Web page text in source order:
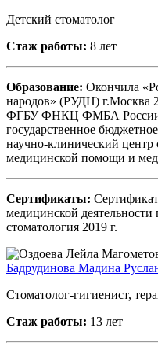
Детский стоматолог
Стаж работы: 8 лет
Образование: Окончила
народов» (РУДН) г.Москва
ФГБУ ФНКЦ ФМБА России
государственное
научно-клинический
медицинской помощи и
Сертификаты:
медицинской деятельности
стоматология 2019 г.
Бадрудинова Мадина
Стоматолог-гигиенист,
Стаж работы: 13 лет